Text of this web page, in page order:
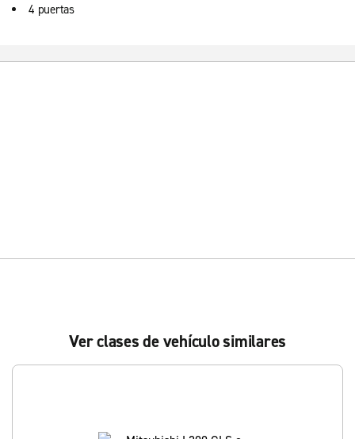
4 puertas
Ver clases de vehículo similares